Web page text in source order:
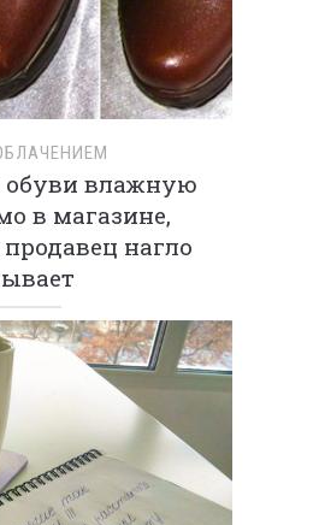
влажную
в магазине,
нагло